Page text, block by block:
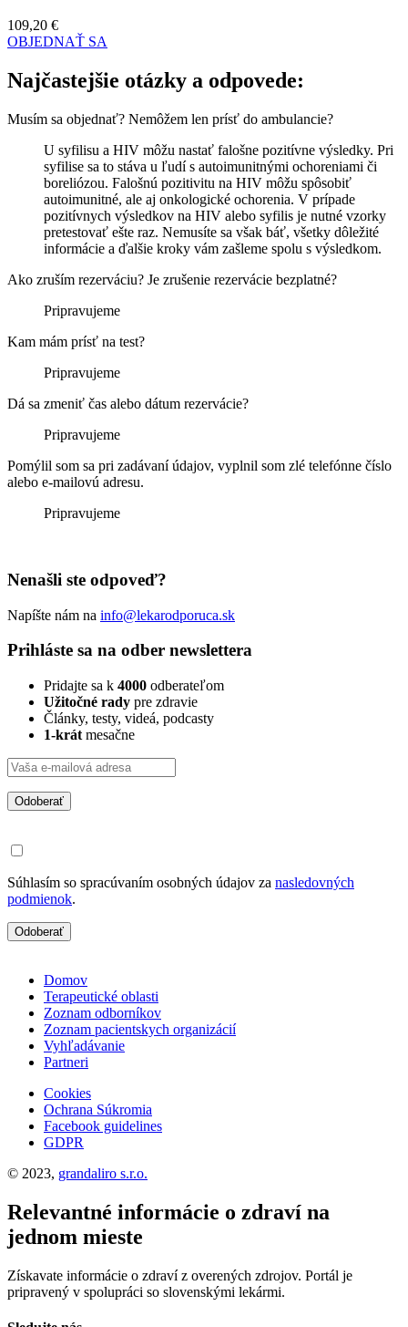
109,20 €
OBJEDNAŤ SA
Najčastejšie otázky a odpovede:
Musím sa objednať? Nemôžem len prísť do ambulancie?
U syfilisu a HIV môžu nastať falošne pozitívne výsledky. Pri
syfilise sa to stáva u ľudí s autoimunitnými ochoreniami či
boreliózou. Falošnú pozitivitu na HIV môžu spôsobiť
autoimunitné, ale aj onkologické ochorenia. V prípade
pozitívnych výsledkov na HIV alebo syfilis je nutné vzorky
pretestovať ešte raz. Nemusíte sa však báť, všetky dôležité
informácie a ďalšie kroky vám zašleme spolu s výsledkom.
Ako zruším rezerváciu? Je zrušenie rezervácie bezplatné?
Pripravujeme
Kam mám prísť na test?
Pripravujeme
Dá sa zmeniť čas alebo dátum rezervácie?
Pripravujeme
Pomýlil som sa pri zadávaní údajov, vyplnil som zlé telefónne číslo
alebo e-mailovú adresu.
Pripravujeme
Nenašli ste odpoveď?
Napíšte nám na info@lekarodporuca.sk
Prihláste sa na odber newslettera
Pridajte sa k 4000 odberateľom
Užitočné rady pre zdravie
Články, testy, videá, podcasty
1-krát mesačne
Odoberať
Súhlasím so spracúvaním osobných údajov za nasledovných
podmienok.
Odoberať
Domov
Terapeutické oblasti
Zoznam odborníkov
Zoznam pacientskych organizácií
Vyhľadávanie
Partneri
Cookies
Ochrana Súkromia
Facebook guidelines
GDPR
© 2023, grandaliro s.r.o.
Relevantné informácie o zdraví na
jednom mieste
Získavate informácie o zdraví z overených zdrojov. Portál je
pripravený v spolupráci so slovenskými lekármi.